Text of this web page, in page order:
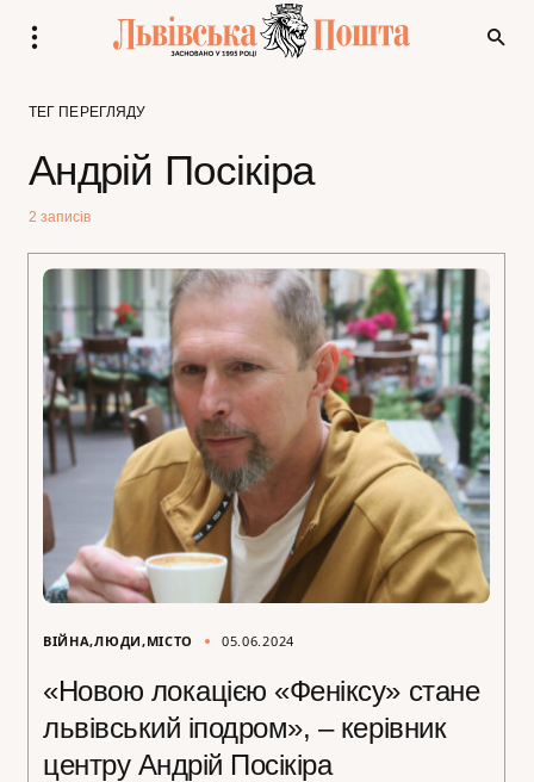
ТЕГ ПЕРЕГЛЯДУ
Андрій Посікіра
2 записів
ВІЙНА ЛЮДИ МІСТО 05.06.2024
«Новою локацією «Феніксу» стане
львівський іподром», – керівник
центру Андрій Посікіра